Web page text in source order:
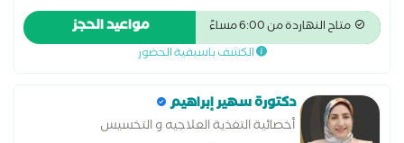
متاح النهاردة من 6:00 مساءً مواعيد الحجز
الكشف باسبقية الحضور
دكتورة سهير إبراهيم
أخصائية التغذية العلاجيه و التخسيس